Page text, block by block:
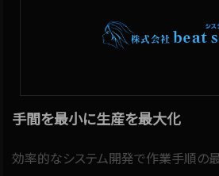
手間を最小に生産を最大化
効率的なシステム開発で作業手順の